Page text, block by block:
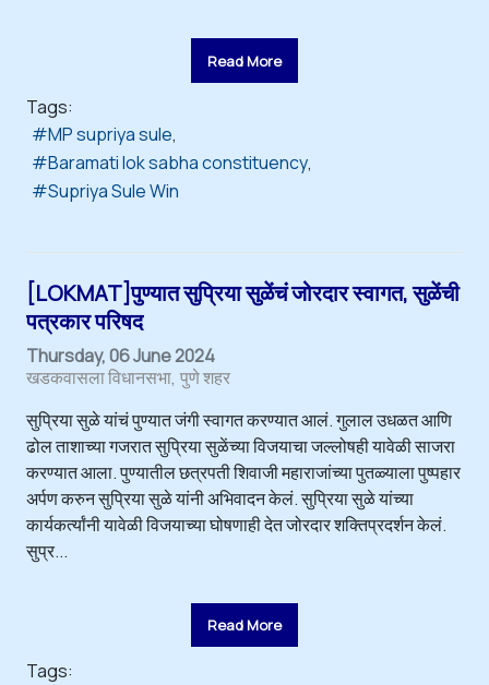
Read More
Tags:
MP supriya sule
Baramati lok sabha constituency
Supriya Sule Win
[LOKMAT]पुण्यात सुप्रिया सुळेंचं जोरदार स्वागत, सुळेंची
पत्रकार परिषद
Thursday, 06 June 2024
खडकवासला विधानसभा पुणे शहर
सुप्रिया सुळे यांचं पुण्यात जंगी स्वागत करण्यात आलं. गुलाल उधळत आणि
ढोल ताशाच्या गजरात सुप्रिया सुळेंच्या विजयाचा जल्लोषही यावेळी साजरा
करण्यात आला. पुण्यातील छत्रपती शिवाजी महाराजांच्या पुतळ्याला पुष्पहार
अर्पण करुन सुप्रिया सुळे यांनी अभिवादन केलं. सुप्रिया सुळे यांच्या
कार्यकर्त्यांनी यावेळी विजयाच्या घोषणाही देत जोरदार शक्तिप्रदर्शन केलं.
सुप्र...
Read More
Tags: